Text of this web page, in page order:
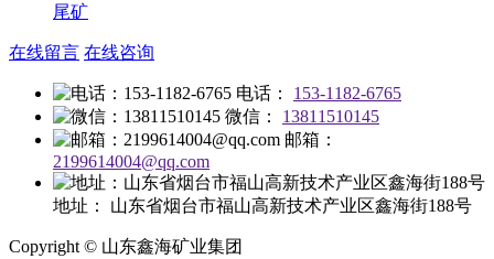
尾矿
在线留言 在线咨询
电话：
153-1182-6765
微信：
13811510145
邮箱：
2199614004@qq.com
地址： 山东省烟台市福山高新技术产业区鑫海街188号
Copyright © 山东鑫海矿业集团